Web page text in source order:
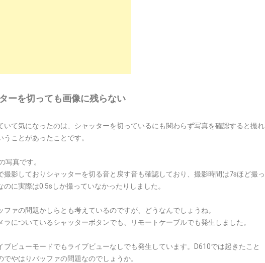
ーを切っても画像に残らない
いて気になったのは、シャッターを切っているにも関わらず写真を確認すると撮れ
うことがあったことです。
写真です。
撮影しておりシャッターを切る音と戻す音も確認しており、撮影時間は7sほど撮っ
のに実際は0.5sしか撮っていなかったりしました。
ファの問題かしらとも考えているのですが、どうなんでしょうね。
ラについているシャッターボタンでも、リモートケーブルでも発生しました。
ブビューモードでもライブビューなしでも発生しています。D610では起きたこと
でやはりバッファの問題なのでしょうか。